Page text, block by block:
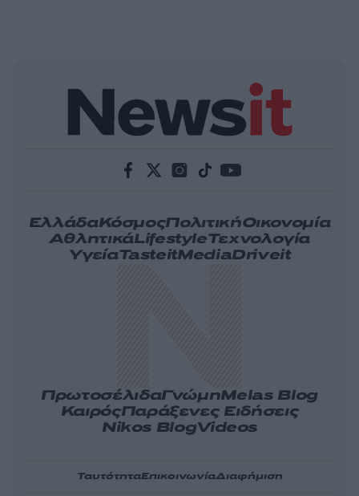
ΕλλάδαΚόσμοςΠολιτικήΟικονομία
ΑθλητικάLifestyleΤεχνολογία
ΥγείαTasteitMediaDriveit
ΠρωτοσέλιδαΓνώμηMelas Blog
ΚαιρόςΠαράξενες Ειδήσεις
Nikos BlogVideos
ΤαυτότηταΕπικοινωνίαΔιαφήμιση